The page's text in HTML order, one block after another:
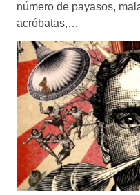
número de payasos,
acróbatas,…